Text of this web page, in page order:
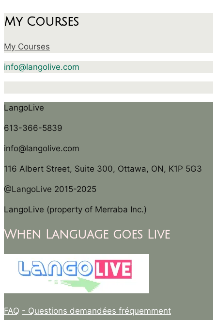
My Courses
My Courses
info@langolive.com
LangoLive
613-366-5839
info@langolive.com
116 Albert Street, Suite 300, Ottawa, ON, K1P 5G3
@LangoLive 2015-2025
LangoLive (property of Merraba Inc.)
When Language goes Live
FAQ - Questions demandées fréquemment